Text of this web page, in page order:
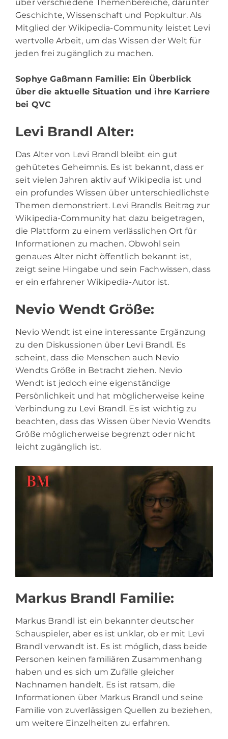
über verschiedene Themenbereiche, darunter
Geschichte, Wissenschaft und Popkultur. Als
Mitglied der Wikipedia-Community leistet Levi
wertvolle Arbeit, um das Wissen der Welt für
jeden frei zugänglich zu machen.
Sophye Gaßmann Familie: Ein Überblick
über die aktuelle Situation und ihre Karriere
bei QVC
Levi Brandl Alter:
Das Alter von Levi Brandl bleibt ein gut
gehütetes Geheimnis. Es ist bekannt, dass er
seit vielen Jahren aktiv auf Wikipedia ist und
ein profundes Wissen über unterschiedlichste
Themen demonstriert. Levi Brandls Beitrag zur
Wikipedia-Community hat dazu beigetragen,
die Plattform zu einem verlässlichen Ort für
Informationen zu machen. Obwohl sein
genaues Alter nicht öffentlich bekannt ist,
zeigt seine Hingabe und sein Fachwissen, dass
er ein erfahrener Wikipedia-Autor ist.
Nevio Wendt Größe:
Nevio Wendt ist eine interessante Ergänzung
zu den Diskussionen über Levi Brandl. Es
scheint, dass die Menschen auch Nevio
Wendts Größe in Betracht ziehen. Nevio
Wendt ist jedoch eine eigenständige
Persönlichkeit und hat möglicherweise keine
Verbindung zu Levi Brandl. Es ist wichtig zu
beachten, dass das Wissen über Nevio Wendts
Größe möglicherweise begrenzt oder nicht
leicht zugänglich ist.
Markus Brandl Familie:
Markus Brandl ist ein bekannter deutscher
Schauspieler, aber es ist unklar, ob er mit Levi
Brandl verwandt ist. Es ist möglich, dass beide
Personen keinen familiären Zusammenhang
haben und es sich um Zufälle gleicher
Nachnamen handelt. Es ist ratsam, die
Informationen über Markus Brandl und seine
Familie von zuverlässigen Quellen zu beziehen,
um weitere Einzelheiten zu erfahren.